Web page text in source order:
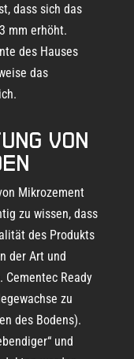
dass sich das
mm erhöht.
des Hauses
das
von
Mikrozement
zu wissen, dass
des Produkts
der Art und
Cementec Ready
zu
des Bodens).
und